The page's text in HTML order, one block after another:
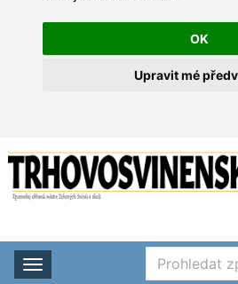
OK
Upravit mé
Rozbalit nabídku